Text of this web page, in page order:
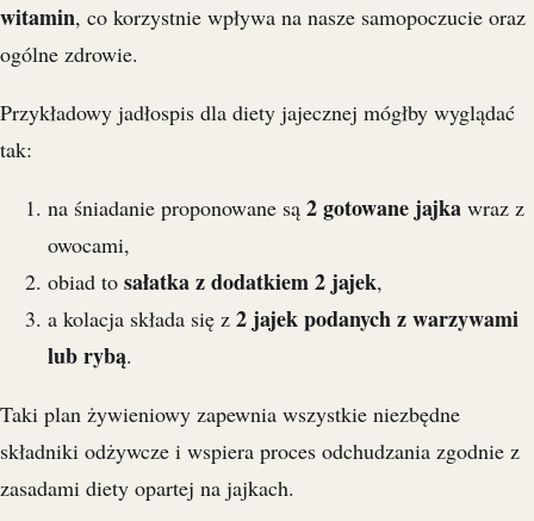
witamin, co korzystnie wpływa na nasze samopoczucie oraz
ogólne zdrowie.
Przykładowy jadłospis dla diety jajecznej mógłby wyglądać
tak:
na śniadanie proponowane są 2 gotowane jajka wraz z
owocami,
obiad to sałatka z dodatkiem 2 jajek,
a kolacja składa się z 2 jajek podanych z warzywami
lub rybą.
Taki plan żywieniowy zapewnia wszystkie niezbędne
składniki odżywcze i wspiera proces odchudzania zgodnie z
zasadami diety opartej na jajkach.